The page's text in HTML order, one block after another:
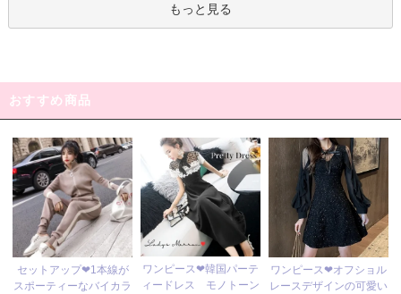
もっと見る
おすすめ商品
セットアップ❤1本線が
スポーティーなバイカラ
ワンピース❤韓国パーテ
ィードレス モノトーン
ワンピース❤オフショル
レースデザインの可愛い